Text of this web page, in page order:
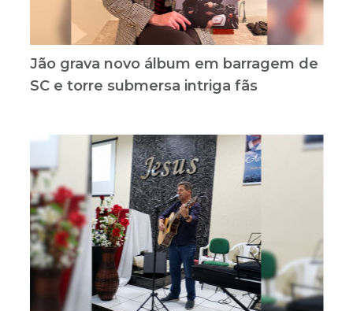
Jão grava novo álbum em barragem de
SC e torre submersa intriga fãs